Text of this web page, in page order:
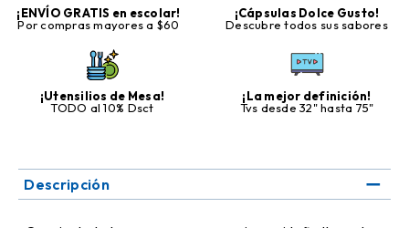
¡ENVÍO GRATIS en escolar!
Por compras mayores a $60
¡Cápsulas Dolce Gusto!
Descubre todos sus sabores
¡Utensilios de Mesa!
TODO al 10% Dsct
¡La mejor definición!
Tvs desde 32" hasta 75"
Descripción